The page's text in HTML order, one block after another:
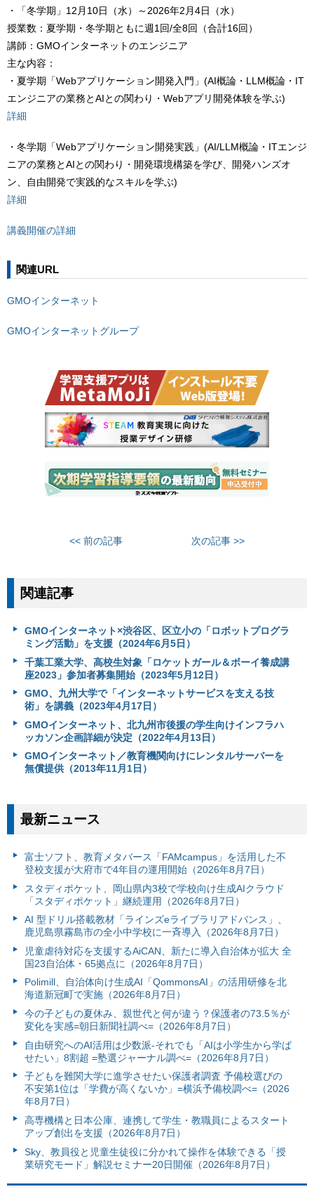
・「冬学期」12月10日（水）～2026年2月4日（水）
授業数：夏学期・冬学期ともに週1回/全8回（合計16回）
講師：GMOインターネットのエンジニア
主な内容：
・夏学期「Webアプリケーション開発入門」(AI概論・LLM概論・IT
エンジニアの業務とAIとの関わり・Webアプリ開発体験を学ぶ)
詳細
・冬学期「Webアプリケーション開発実践」(AI/LLM概論・ITエンジ
ニアの業務とAIとの関わり・開発環境構築を学び、開発ハンズオ
ン、自由開発で実践的なスキルを学ぶ)
詳細
講義開催の詳細
関連URL
GMOインターネット
GMOインターネットグループ
<< 前の記事 次の記事 >>
関連記事
GMOインターネット×渋谷区、区立小の「ロボットプログラ
ミング活動」を支援（2024年6月5日）
千葉工業大学、高校生対象「ロケットガール＆ボーイ養成講
座2023」参加者募集開始（2023年5月12日）
GMO、九州大学で「インターネットサービスを支える技
術」を講義（2023年4月17日）
GMOインターネット、北九州市後援の学生向けインフラハ
ッカソン企画詳細が決定（2022年4月13日）
GMOインターネット／教育機関向けにレンタルサーバーを
無償提供（2013年11月1日）
最新ニュース
富⼠ソフト、教育メタバース「FAMcampus」を活用した不
登校支援が大府市で4年目の運用開始（2026年8月7日）
スタディポケット、岡山県内3校で学校向け生成AIクラウド
「スタディポケット」継続運用（2026年8月7日）
AI 型ドリル搭載教材「ラインズeライブラリアドバンス」、
鹿児島県霧島市の全小中学校に一斉導入（2026年8月7日）
児童虐待対応を支援するAiCAN、新たに導入自治体が拡大 全
国23自治体・65拠点に（2026年8月7日）
Polimill、自治体向け生成AI「QommonsAI」の活用研修を北
海道新冠町で実施（2026年8月7日）
今の子どもの夏休み、親世代と何が違う？保護者の73.5％が
変化を実感=朝日新聞社調べ=（2026年8月7日）
自由研究へのAI活用は少数派-それでも「AIは小学生から学ば
せたい」8割超 =塾選ジャーナル調べ=（2026年8月7日）
子どもを難関大学に進学させたい保護者調査 予備校選びの
不安第1位は「学費が高くないか」=横浜予備校調べ=（2026
年8月7日）
高専機構と日本公庫、連携して学生・教職員によるスタート
アップ創出を支援（2026年8月7日）
Sky、教員役と児童生徒役に分かれて操作を体験できる「授
業研究モード」解説セミナー20日開催（2026年8月7日）